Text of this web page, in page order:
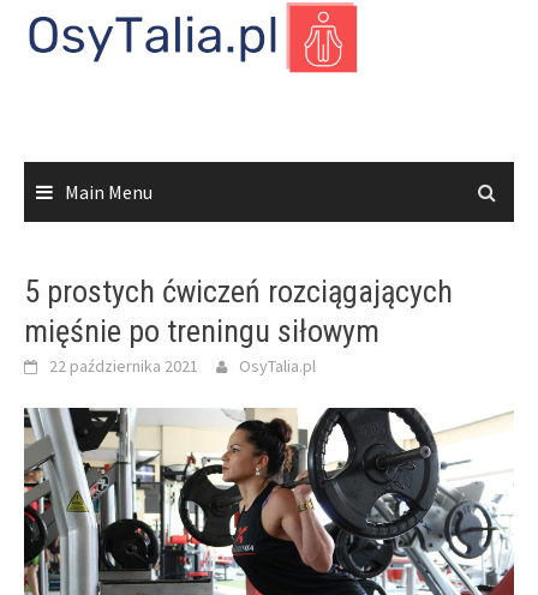
Main Menu
5 prostych ćwiczeń rozciągających
mięśnie po treningu siłowym
22 października 2021 OsyTalia.pl